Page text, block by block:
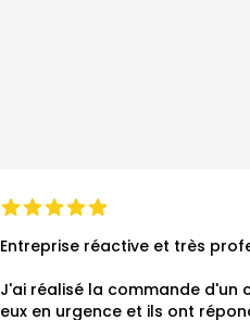
Entreprise réactive et très
J'ai réalisé la commande d'un
eux en urgence et ils ont